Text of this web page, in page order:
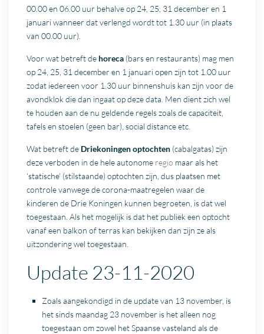
00.00 en 06.00 uur behalve op 24, 25, 31 december en 1
januari wanneer dat verlengd wordt tot 1.30 uur (in plaats
van 00.00 uur).
Voor wat betreft de horeca (bars en restaurants) mag men
op 24, 25, 31 december en 1 januari open zijn tot 1.00 uur
zodat iedereen voor 1.30 uur binnenshuis kan zijn voor de
avondklok die dan ingaat op deze data. Men dient zich wel
te houden aan de nu geldende regels zoals de capaciteit,
tafels en stoelen (geen bar), social distance etc.
Wat betreft de Driekoningen optochten (cabalgatas) zijn
deze verboden in de hele autonome regio maar als het
‘statische’ (stilstaande) optochten zijn, dus plaatsen met
controle vanwege de corona-maatregelen waar de
kinderen de Drie Koningen kunnen begroeten, is dat wel
toegestaan. Als het mogelijk is dat het publiek een optocht
vanaf een balkon of terras kan bekijken dan zijn ze als
uitzondering wel toegestaan.
Update 23-11-2020
Zoals aangekondigd in de update van 13 november, is
het sinds maandag 23 november is het alleen nog
toegestaan om zowel het Spaanse vasteland als de